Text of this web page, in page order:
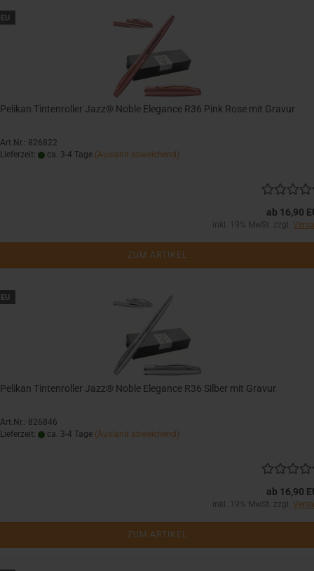
Pelikan Tintenroller Jazz® Noble Elegance R36 Pink Rose mit Gravur
Art.Nr.: 826822
Lieferzeit:
ca. 3-4 Tage (Ausland abweichend)
ab 16,90
inkl. 19% MwSt. zzgl.
ZUM ARTIKEL
Pelikan Tintenroller Jazz® Noble Elegance R36 Silber mit Gravur
Art.Nr.: 826846
Lieferzeit:
ca. 3-4 Tage (Ausland abweichend)
ab 16,90
inkl. 19% MwSt. zzgl.
ZUM ARTIKEL